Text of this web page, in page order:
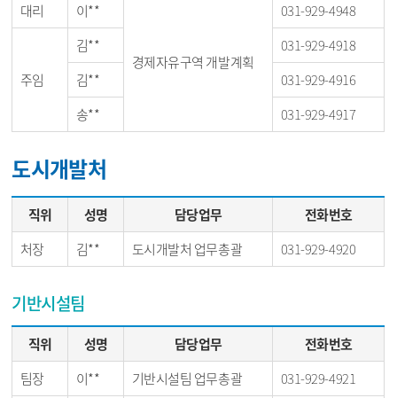
대리
이**
경제자유구역 개발계획
031-929-4948
주임
김**
031-929-4918
김**
031-929-4916
송**
031-929-4917
도시개발처
직위 성명 담당업무
전화번호
처장
김** 도시개발처 업무총괄 031-929-4920
기반시설팀
직위 성명 담당업무
전화번호
팀장
이** 기반시설팀 업무총괄 031-929-4921